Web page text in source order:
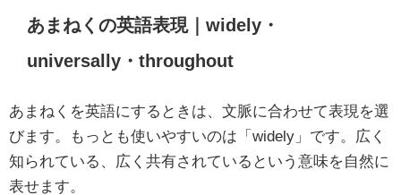
あまねくの英語表現｜widely・
universally・throughout
あまねくを英語にするときは、文脈に合わせて表現を選
びます。もっとも使いやすいのは「widely」です。広く
知られている、広く共有されているという意味を自然に
表せます。